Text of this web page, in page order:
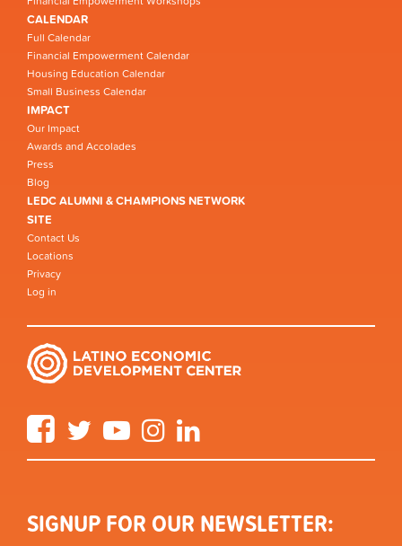
CALENDAR
Full Calendar
Financial Empowerment Calendar
Housing Education Calendar
Small Business Calendar
IMPACT
Our Impact
Awards and Accolades
Press
Blog
LEDC ALUMNI & CHAMPIONS NETWORK
SITE
Contact Us
Locations
Privacy
Log in
FacebookTwitter YouTube Instagram
SIGNUP FOR OUR NEWSLETTER: